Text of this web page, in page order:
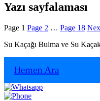
Yazı sayfalaması
Page 1 Page 2 … Page 18
Su Kaçağı Bulma ve Su
Hemen Ara